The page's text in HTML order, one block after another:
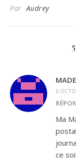
Par Audrey
6
Ma
ce